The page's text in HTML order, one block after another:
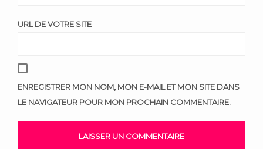
URL DE VOTRE SITE
ENREGISTRER MON NOM, MON E-MAIL ET MON SITE DANS
LE NAVIGATEUR POUR MON PROCHAIN COMMENTAIRE.